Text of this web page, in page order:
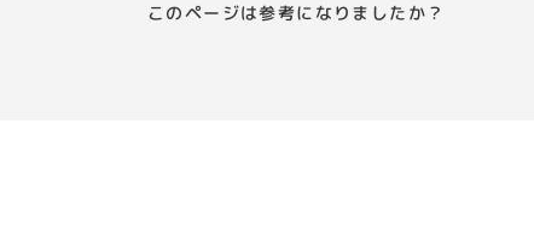
このページは参考になりましたか？